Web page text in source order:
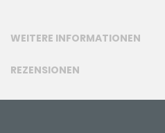
WEITERE INFORMATIONEN
REZENSIONEN